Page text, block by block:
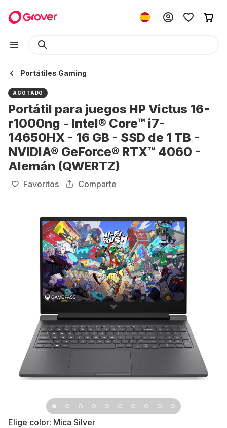
Portátiles Gaming
AGOTADO
Portátil para juegos HP Victus 16-
r1000ng - Intel® Core™ i7-
14650HX - 16 GB - SSD de 1 TB -
NVIDIA® GeForce® RTX™ 4060 -
Alemán (QWERTZ)
Favoritos Comparte
Elige color: Mica Silver